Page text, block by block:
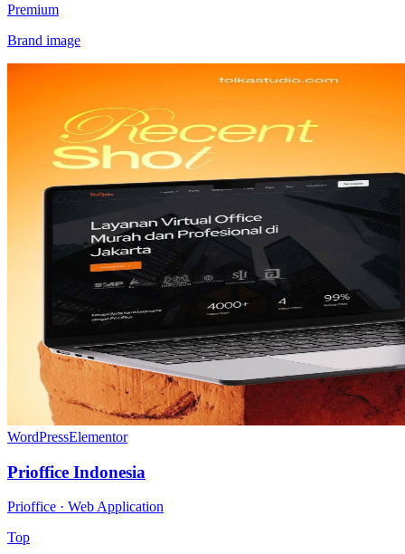
Premium
Brand image
WordPressElementor
Prioffice Indonesia
Prioffice · Web Application
Top